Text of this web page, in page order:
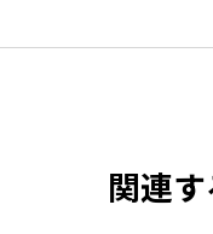
関連